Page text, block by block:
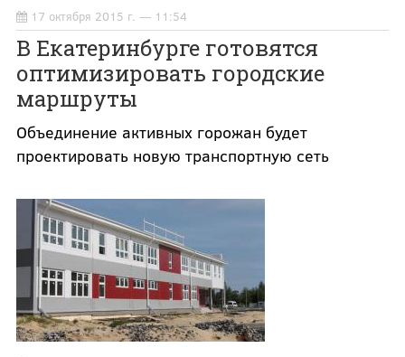
17 октября 2015 г. — 11:54
В Екатеринбурге готовятся
оптимизировать городские
маршруты
Объединение активных горожан будет
проектировать новую транспортную сеть